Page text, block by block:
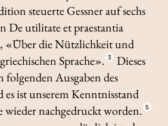
steuerte Gessner auf sechs
De utilitate et praestantia
«Über die Nützlichkeit und
Sprache». 3
Dieses
Ausgaben des
es ist unserem Kenntnisstand
wieder nachgedruckt worden. 5